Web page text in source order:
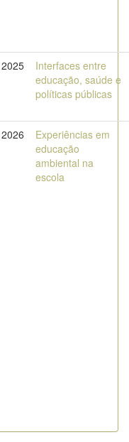
2025
Interfaces entre
educação, saúde e
políticas públicas
2026
Experiências em
educação
ambiental na
escola